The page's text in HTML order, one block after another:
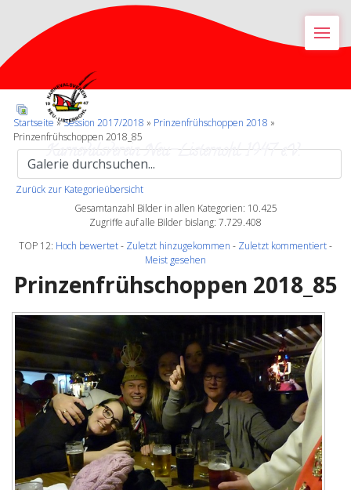
Karnevalsverein Neu-Listernohl 1947 e.V.
Startseite»Session 2017/2018 » Prinzenfrühschoppen 2018 »
Prinzenfrühschoppen 2018_85
Zurück zur Kategorieübersicht
Gesamtanzahl Bilder in allen Kategorien: 10.425
Zugriffe auf alle Bilder bislang: 7.729.408
TOP 12: Hoch bewertet- Zuletzt hinzugekommen - Zuletzt kommentiert-
Meist gesehen
Prinzenfrühschoppen 2018_85